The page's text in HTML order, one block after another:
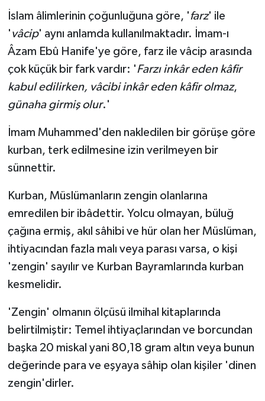
İslam âlimlerinin çoğunluğuna göre, 'farz' ile
' vâcip' aynı anlamda kullanılmaktadır. İmam-ı
Âzam Ebû Hanife'ye göre, farz ile vâcip arasında
çok küçük bir fark vardır: 'Farzı inkâr eden kâfir
kabul edilirken, vâcibi inkâr eden kâfir olmaz,
günaha girmiş olur.'
İmam Muhammed'den nakledilen bir görüşe göre
kurban, terk edilmesine izin verilmeyen bir
sünnettir.
Kurban, Müslümanların zengin olanlarına
emredilen bir ibâdettir. Yolcu olmayan, büluğ
çağına ermiş, akıl sâhibi ve hür olan her Müslüman,
ihtiyacından fazla malı veya parası varsa, o kişi
'zengin' sayılır ve Kurban Bayramlarında kurban
kesmelidir.
'Zengin' olmanın ölçüsü ilmihal kitaplarında
belirtilmiştir: Temel ihtiyaçlarından ve borcundan
başka 20 miskal yani 80,18 gram altın veya bunun
değerinde para ve eşyaya sâhip olan kişiler 'dinen
zengin'dirler.